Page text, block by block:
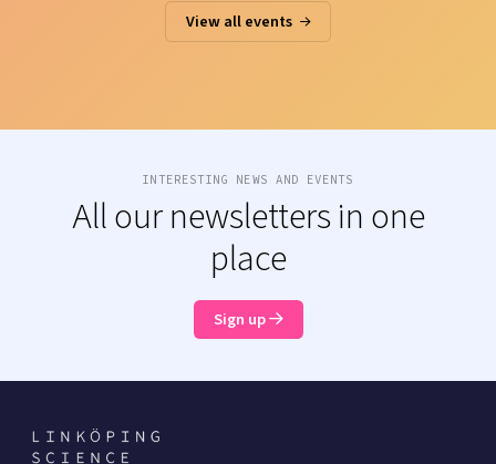
View all events
INTERESTING NEWS AND EVENTS
All our newsletters in one
place
Sign up